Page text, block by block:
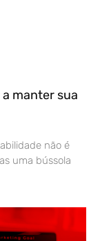
manter sua
não é
uma bússola